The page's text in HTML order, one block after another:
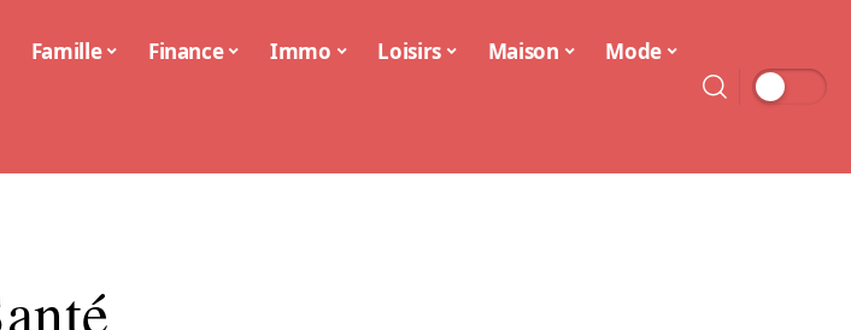
Famille Finance Immo Loisirs Maison Mode